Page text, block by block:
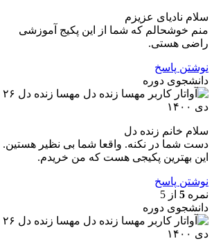
سلام نادیای عزیزم
منم خوشحالم که شما از این پکیج آموزشی
راضی هستی.
نوشتن پاسخ
دانشجوی دوره
مهسا زنده دل ۲۶
دی ۱۴۰۰
سلام خانم زنده دل
دست شما در نکنه. واقعا شما بی نظیر هستین.
این بهترین پکیجی هست که من خریدم.
نوشتن پاسخ
نمره 5 از 5
دانشجوی دوره
مهسا زنده دل ۲۶
دی ۱۴۰۰